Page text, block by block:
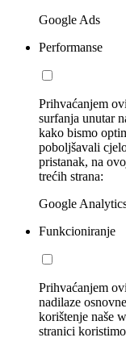
Google Ads
Performanse
Prihvaćanjem
surfanja unutar
kako bismo
poboljšavali
pristanak, na
trećih strana:
Google
Funkcioniranje
Prihvaćanjem
nadilaze
korištenje naše
stranici